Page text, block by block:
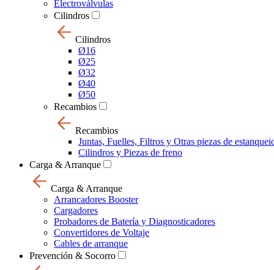
Electroválvulas
Cilindros
Cilindros
Ø16
Ø25
Ø32
Ø40
Ø50
Recambios
Recambios
Juntas, Fuelles, Filtros y Otras piezas de
Cilindros y Piezas de freno
Carga & Arranque
Carga & Arranque
Arrancadores Booster
Cargadores
Probadores de Batería y Diagnosticadores
Convertidores de Voltaje
Cables de arranque
Prevención & Socorro